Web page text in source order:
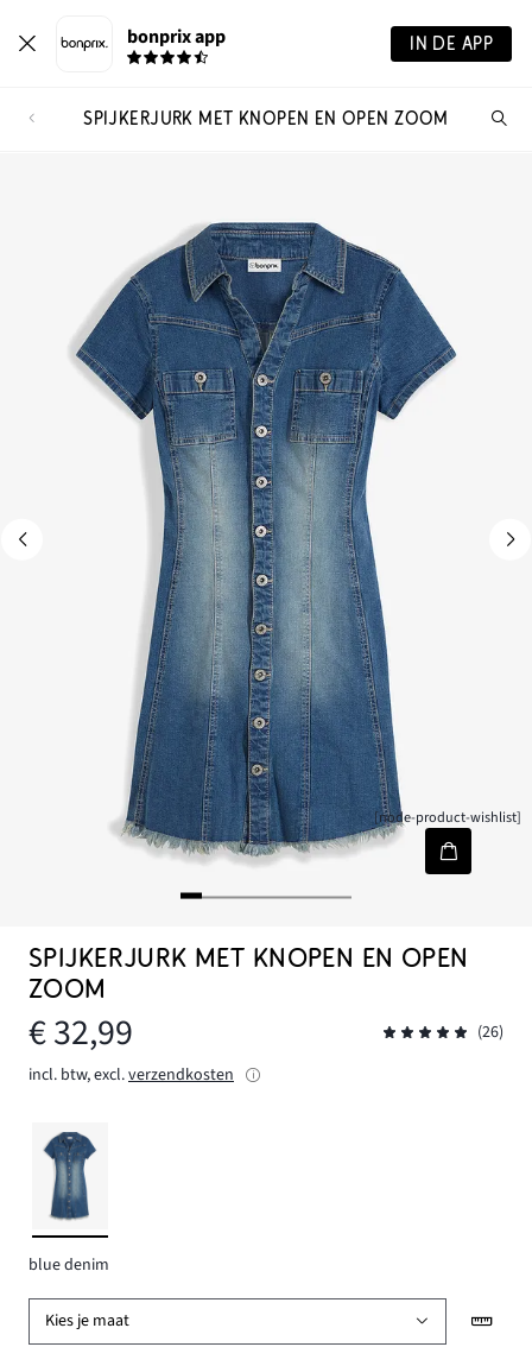
bonprix app IN DE APP
SPIJKERJURK MET KNOPEN EN OPEN ZOOM
[node-product-wishlist]
SPIJKERJURK MET KNOPEN EN OPEN
ZOOM
€ 32,99
(26)
incl. btw, excl.verzendkosten
blue denim
Kies je maat